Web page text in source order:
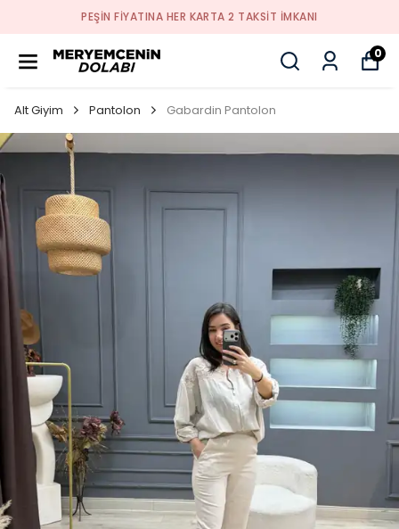
PEŞİN FİYATINA HER KARTA 2 TAKSİT İMKANI
0
Alt Giyim Pantolon Gabardin Pantolon